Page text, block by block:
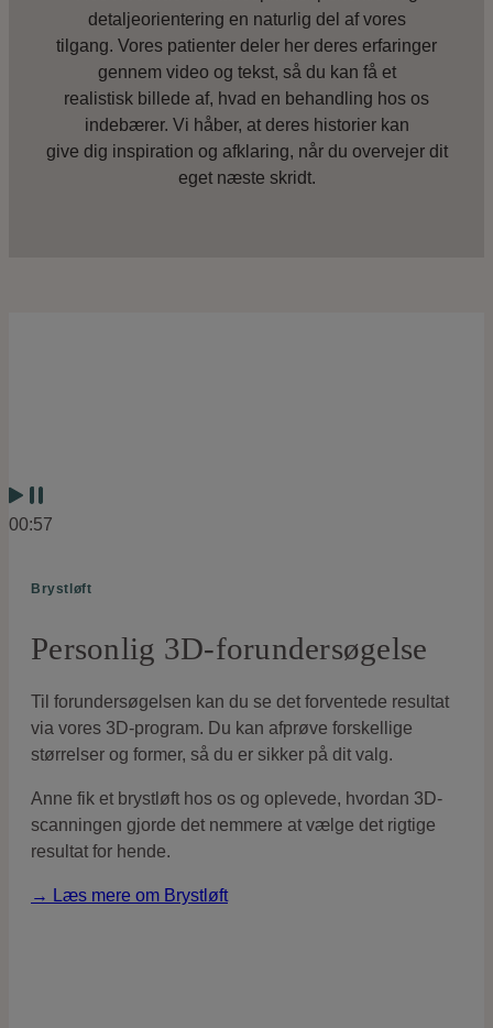
detaljeorientering en naturlig del af vores
tilgang. Vores patienter deler her deres erfaringer
gennem video og tekst, så du kan få et
realistisk billede af, hvad en behandling hos os
indebærer. Vi håber, at deres historier kan
give dig inspiration og afklaring, når du overvejer dit
eget næste skridt.
00:57
Brystløft
Personlig 3D-forundersøgelse
Til forundersøgelsen kan du se det forventede resultat
via vores 3D-program. Du kan afprøve forskellige
størrelser og former, så du er sikker på dit valg.
Anne fik et brystløft hos os og oplevede, hvordan 3D-
scanningen gjorde det nemmere at vælge det rigtige
resultat for hende.
→ Læs mere om Brystløft